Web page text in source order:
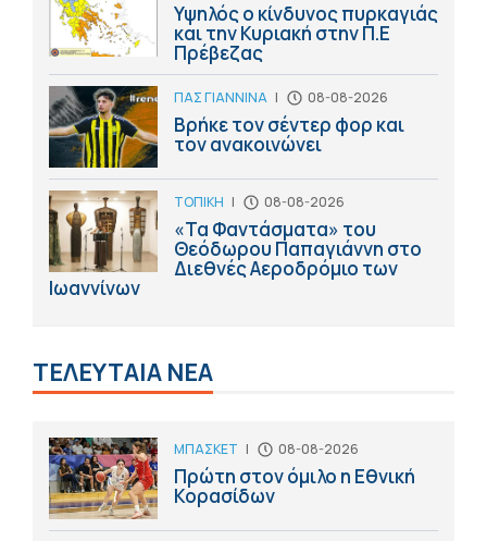
Υψηλός ο κίνδυνος πυρκαγιάς
και την Κυριακή στην Π.Ε
Πρέβεζας
ΠΑΣ ΓΙΑΝΝΙΝΑ | 08-08-2026
Βρήκε τον σέντερ φορ και
τον ανακοινώνει
ΤΟΠΙΚΗ | 08-08-2026
«Τα Φαντάσματα» του
Θεόδωρου Παπαγιάννη στο
Διεθνές Αεροδρόμιο των
Ιωαννίνων
ΤΕΛΕΥΤΑΙΑ ΝΕΑ
ΜΠΑΣΚΕΤ | 08-08-2026
Πρώτη στον όμιλο η Εθνική
Κορασίδων